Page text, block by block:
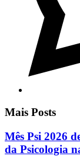
Mais Posts
Mês Psi 2026
da Psicologia